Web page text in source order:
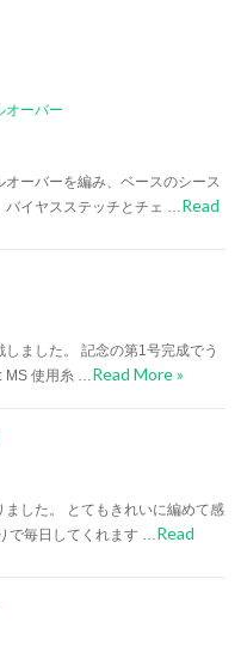
オーバー
オーバーを編み、ベースのシース
バイヤスステッチとチェ …Read
ました。 記念の第1号完成でう
MS 使用糸 …Read More »
ました。 とてもきれいに編めて感
で毎日してくれます …Read